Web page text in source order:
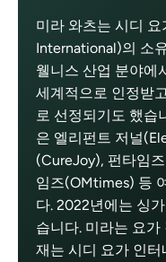
미라 와츠는 시디
International)의 소
웰니스 산업 분야에
세계적으로 인정받
로 선정되기도 했습
은 엘리펀트 저널
(CureJoy), 펀타임
임즈(OMtimes) 등
다. 2022년에는 싱
습니다. 미라는 요
재는 시디 요가 인